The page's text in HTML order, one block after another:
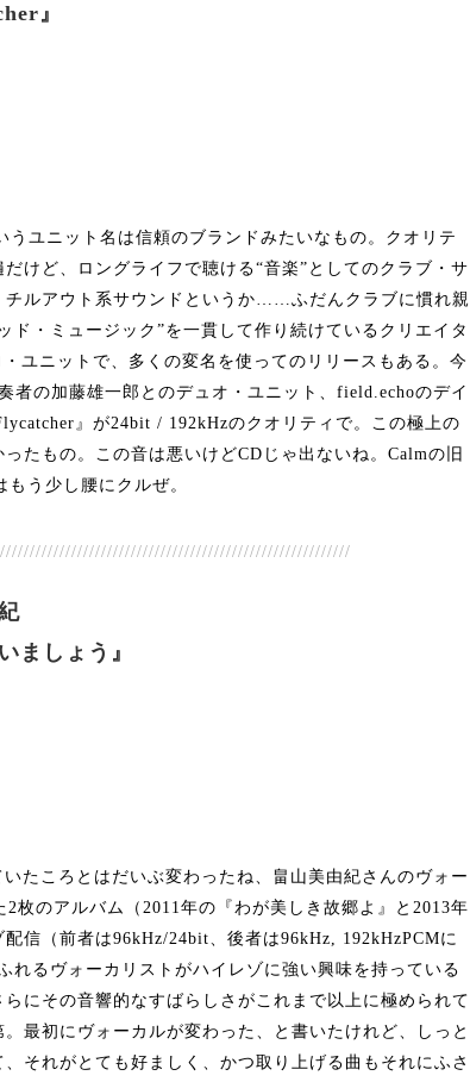
』
ユニット名は信頼のブランドみたいなもの。クオリテ
けど、ロングライフで聴ける“音楽”としてのクラブ・サ
チルアウト系サウンドというか……ふだんクラブに慣れ親
ド・ミュージック”を一貫して作り続けているクリエイタ
ユニットで、多くの変名を使ってのリリースもある。今
者の加藤雄一郎とのデュオ・ユニット、field.echoのデイ
』が24bit / 192kHzのクオリティで。この極上の
たもの。この音は悪いけどCDじゃ出ないね。Calmの旧
う少し腰にクルぜ。
ましょう』
たころとはだいぶ変わったね、畠山美由紀さんのヴォー
枚のアルバム（2011年の『わが美しき故郷よ』と2013年
信（前者は96kHz/24bit、後者は96kHz, 192kHzPCMに
れるヴォーカリストがハイレゾに強い興味を持っている
にその音響的なすばらしさがこれまで以上に極められて
最初にヴォーカルが変わった、と書いたけれど、しっと
それがとても好ましく、かつ取り上げる曲もそれにふさ